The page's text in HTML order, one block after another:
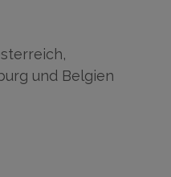
und Belgien